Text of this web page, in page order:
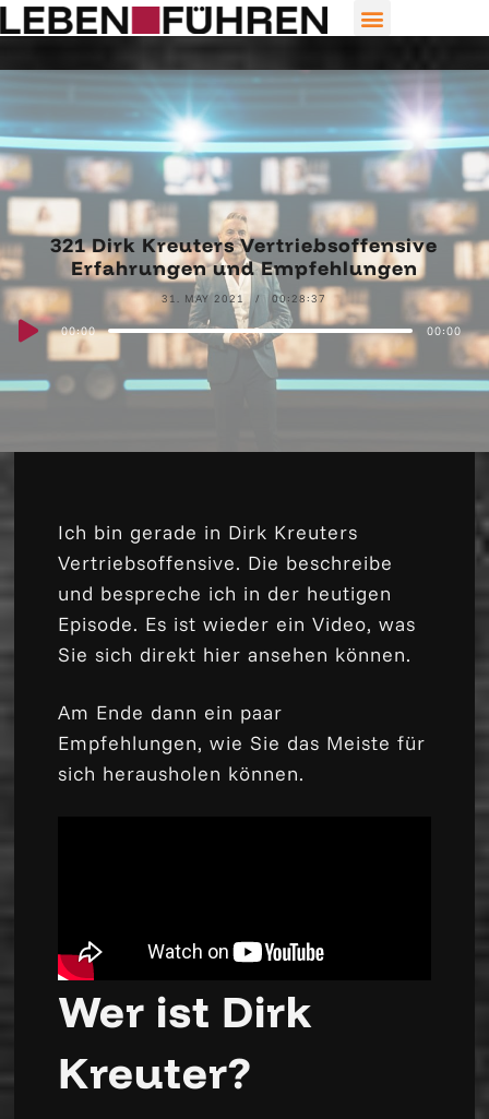
321 Dirk Kreuters Vertriebsoffensive
Erfahrungen und Empfehlungen
31. MAY 2021 00:28:37
Audio
Player
00:00 00:00
Ich bin gerade in Dirk Kreuters
Vertriebsoffensive. Die beschreibe
und bespreche ich in der heutigen
Episode. Es ist wieder ein Video, was
Sie sich direkt hier ansehen können.
Am Ende dann ein paar
Empfehlungen, wie Sie das Meiste für
sich herausholen können.
Wer ist Dirk
Kreuter?